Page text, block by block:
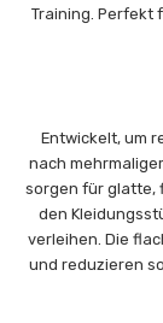
Training. Perfekt
Entwickelt, um
nach
sorgen für glatte,
den
verleihen. Die
und reduzieren